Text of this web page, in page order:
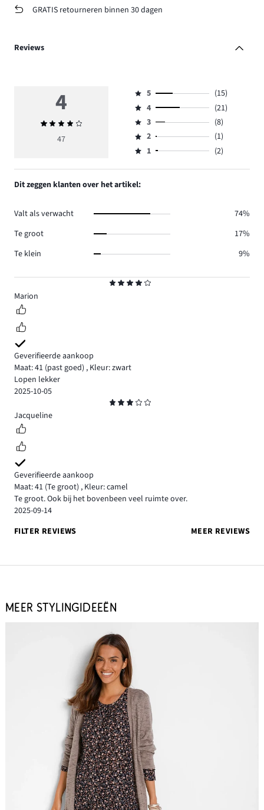
GRATIS retourneren binnen 30 dagen
Reviews
4
Marion
Geverifieerde aankoop
Maat: 41 (past goed) , Kleur: zwart
Lopen lekker
2025-10-05
3
Jacqueline
Geverifieerde aankoop
Maat: 41 (Te groot) , Kleur: camel
Te groot. Ook bij het bovenbeen veel ruimte over.
2025-09-14
FILTER REVIEWS
MEER REVIEWS
4
Gemiddelde
beoordeling
47
Beoordeling
5,
aantal
reviews
15.
5
(15)
Beoordeling
4,
aantal
reviews
4
(21)
Beoordeling
3,
aantal
3
(8)
Beoordeling
2,
1.
2
(1)
Beoordeling
1,
aantal
reviews
1 (2)
Dit zeggen klanten over het artikel:
Valt als verwacht
74%
Te groot
17%
Te klein
9%
MEER STYLINGIDEEËN